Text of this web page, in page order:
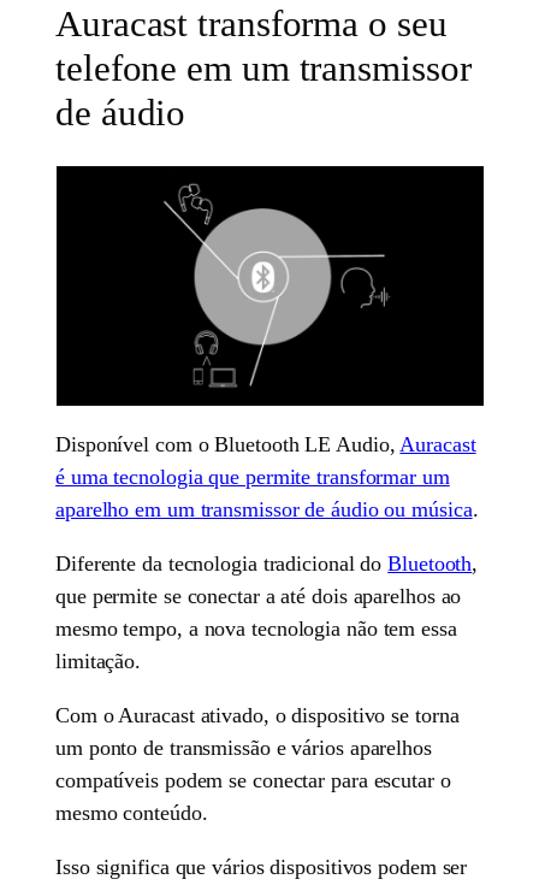
Auracast transforma o seu
telefone em um transmissor
de áudio
Disponível com o Bluetooth LE Audio, Auracast
é uma tecnologia que permite transformar um
aparelho em um transmissor de áudio ou música.
Diferente da tecnologia tradicional doBluetooth,
que permite se conectar a até dois aparelhos ao
mesmo tempo, a nova tecnologia não tem essa
limitação.
Com o Auracast ativado, o dispositivo se torna
um ponto de transmissão e vários aparelhos
compatíveis podem se conectar para escutar o
mesmo conteúdo.
Isso significa que vários dispositivos podem ser